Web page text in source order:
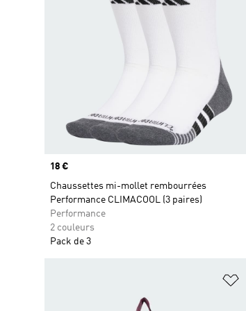
Prix
18 €
Chaussettes mi-mollet rembourrées
Performance CLIMACOOL (3 paires)
Performance
2 couleurs
Pack de 3